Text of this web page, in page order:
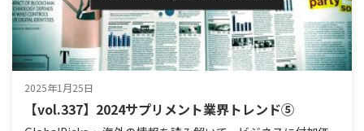
2025年1月25日
【vol.337】2024サプリメント業界トレンド⑤